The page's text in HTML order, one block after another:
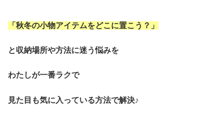
「秋冬の小物アイテムをどこに置こう？」
と収納場所や方法に迷う悩みを
わたしが一番ラクで
見た目も気に入っている方法で解決♪